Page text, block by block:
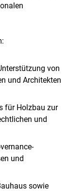
von
und Architekten
für Holzbau zur
und
und
sowie